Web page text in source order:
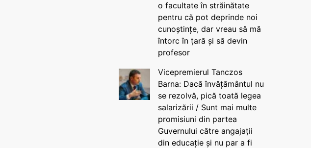
o facultate în străinătate
pentru că pot deprinde noi
cunoștințe, dar vreau să mă
întorc în țară și să devin
profesor
Vicepremierul Tanczos
Barna: Dacă învățământul nu
se rezolvă, pică toată legea
salarizării / Sunt mai multe
promisiuni din partea
Guvernului către angajații
din educație și nu par a fi